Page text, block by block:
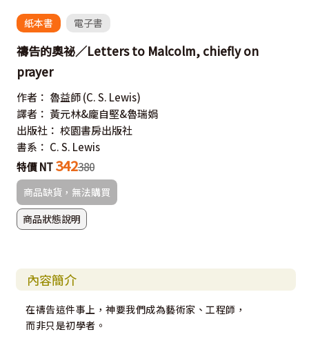
紙本書 電子書
禱告的奧祕／Letters to Malcolm, chiefly on
prayer
作者： 魯益師 (C. S. Lewis)
譯者： 黃元林&龐自堅&魯瑞娟
出版社： 校園書房出版社
書系： C. S. Lewis
特價 NT 342380
商品缺貨，無法購買
商品狀態說明
內容簡介
在禱告這件事上，神要我們成為藝術家、工程師，
而非只是初學者。